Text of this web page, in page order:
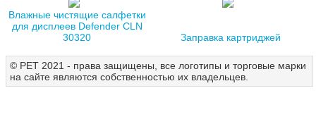
Влажные чистящие салфетки
для дисплеев Defender CLN
30320
Заправка картриджей
© РЕТ 2021 - права защищены, все логотипы и торговые марки
на сайте являются собственностью их владельцев.